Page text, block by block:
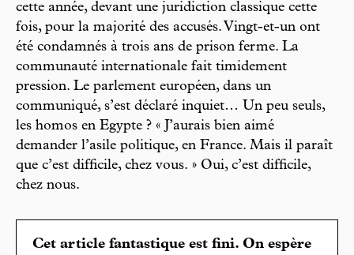
cette année, devant une juridiction classique cette
fois, pour la majorité des accusés. Vingt-et-un ont
été condamnés à trois ans de prison ferme. La
communauté internationale fait timidement
pression. Le parlement européen, dans un
communiqué, s’est déclaré inquiet… Un peu seuls,
les homos en Egypte ? « J’aurais bien aimé
demander l’asile politique, en France. Mais il paraît
que c’est difficile, chez vous. » Oui, c’est difficile,
chez nous.
Cet article fantastique est fini. On espère